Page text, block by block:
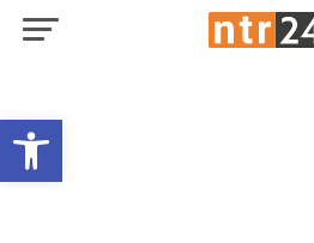
Open toolbar